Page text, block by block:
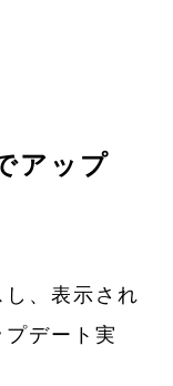
アップ
、表示され
デート実